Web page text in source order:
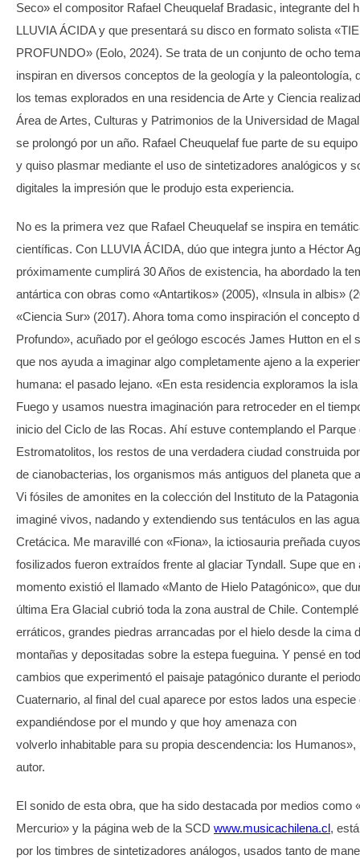
Seco» el compositor Rafael Cheuquelaf Bradasic, integrante del
LLUVIA ÁCIDA y que presentará su disco en formato solista
PROFUNDO» (Eolo, 2024). Se trata de un conjunto de ocho
inspiran en diversos conceptos de la geología y la paleontología,
los temas explorados en una residencia de Arte y Ciencia
Área de Artes, Culturas y Patrimonios de la Universidad de
se prolongó por un año. Rafael Cheuquelaf fue parte de su
y quiso plasmar mediante el uso de sintetizadores analógicos y
digitales la impresión que le produjo esta experiencia.
No es la primera vez que Rafael Cheuquelaf se inspira en
científicas. Con LLUVIA ÁCIDA, dúo que integra junto a Héctor
próximamente cumplirá 30 Años de existencia, ha abordado la
antártica con obras como «Antartikos» (2005), «Insula in albis»
«Ciencia Sur» (2017). Ahora toma como inspiración el concepto
Profundo», acuñado por el geólogo escocés James Hutton en el
que nos ayuda a imaginar algo completamente ajeno a la
humana: el pasado lejano. «En esta residencia exploramos la isla
Fuego y usamos nuestra imaginación para retroceder en el
inicio del Ciclo de las Rocas. Ahí estuve contemplando el Parque
Estromatolitos, los restos de una verdadera ciudad construida
de cianobacterias, los organismos más antiguos del planeta que
Vi fósiles de amonites en la colección del Instituto de la
imaginé vivos, nadando y extendiendo sus tentáculos en las
Cretácica. Me maravillé con «Fiona», la ictiosauria preñada
fosilizados fueron extraídos frente al glaciar Tyndall. Supe que en
momento existió el llamado «Manto de Hielo Patagónico», que
última Era Glacial cubrió toda la zona austral de Chile.
erráticos, grandes piedras arrancadas por el hielo desde la cima
montañas y depositadas sobre la estepa fueguina. Y pensé en
cambios que experimentó el paisaje patagónico durante el periodo
Cuaternario, al final del cual aparece por estos lados una especie
expandiéndose por el mundo y que hoy amenaza con
volverlo inhabitable para su propia descendencia: los Humanos»,
autor.
El sonido de esta obra, que ha sido destacada por medios como
Mercurio» y la página web de la SCD www.musicachilena.cl,
por los timbres de sintetizadores análogos, usados tanto de